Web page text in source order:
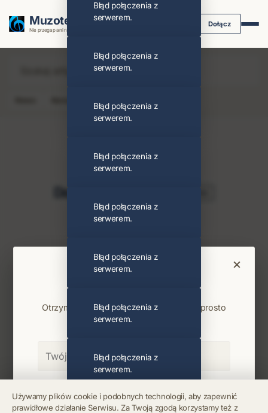
Muzoteka.pl
Nie przegap ani nuty dzięki powiadomieniom
Dołącz
Album
Dorota Piotrowska
PODOBNI ARTYŚCI
Używamy plików cookie i podobnych technologii, aby zapewnić
prawidłowe działanie Serwisu. Za Twoją zgodą korzystamy też z
×
Otrzymuj info o koncertach i premierach prosto
na maila. Zero spamu.
Zapisz się
Błąd połączenia z
serwerem.
Błąd połączenia z
serwerem.
Błąd połączenia z
serwerem.
Błąd połączenia z
serwerem.
Błąd połączenia z
serwerem.
Błąd połączenia z
serwerem.
Błąd połączenia z
serwerem.
Błąd połączenia z
serwerem.
Błąd połączenia z